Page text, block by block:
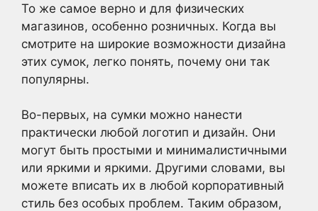
То же самое верно и для физических
магазинов, особенно розничных. Когда вы
смотрите на широкие возможности дизайна
этих сумок, легко понять, почему они так
популярны.
Во-первых, на сумки можно нанести
практически любой логотип и дизайн. Они
могут быть простыми и минималистичными
или яркими и яркими. Другими словами, вы
можете вписать их в любой корпоративный
стиль без особых проблем. Таким образом,